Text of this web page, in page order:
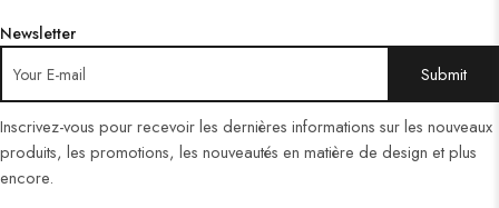
Newsletter
Inscrivez-vous pour recevoir les dernières informations sur les nouveaux
produits, les promotions, les nouveautés en matière de design et plus
encore.